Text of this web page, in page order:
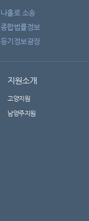
나홀로 소송
종합법률정보
등기정보광장
지원소개
고양지원
남양주지원